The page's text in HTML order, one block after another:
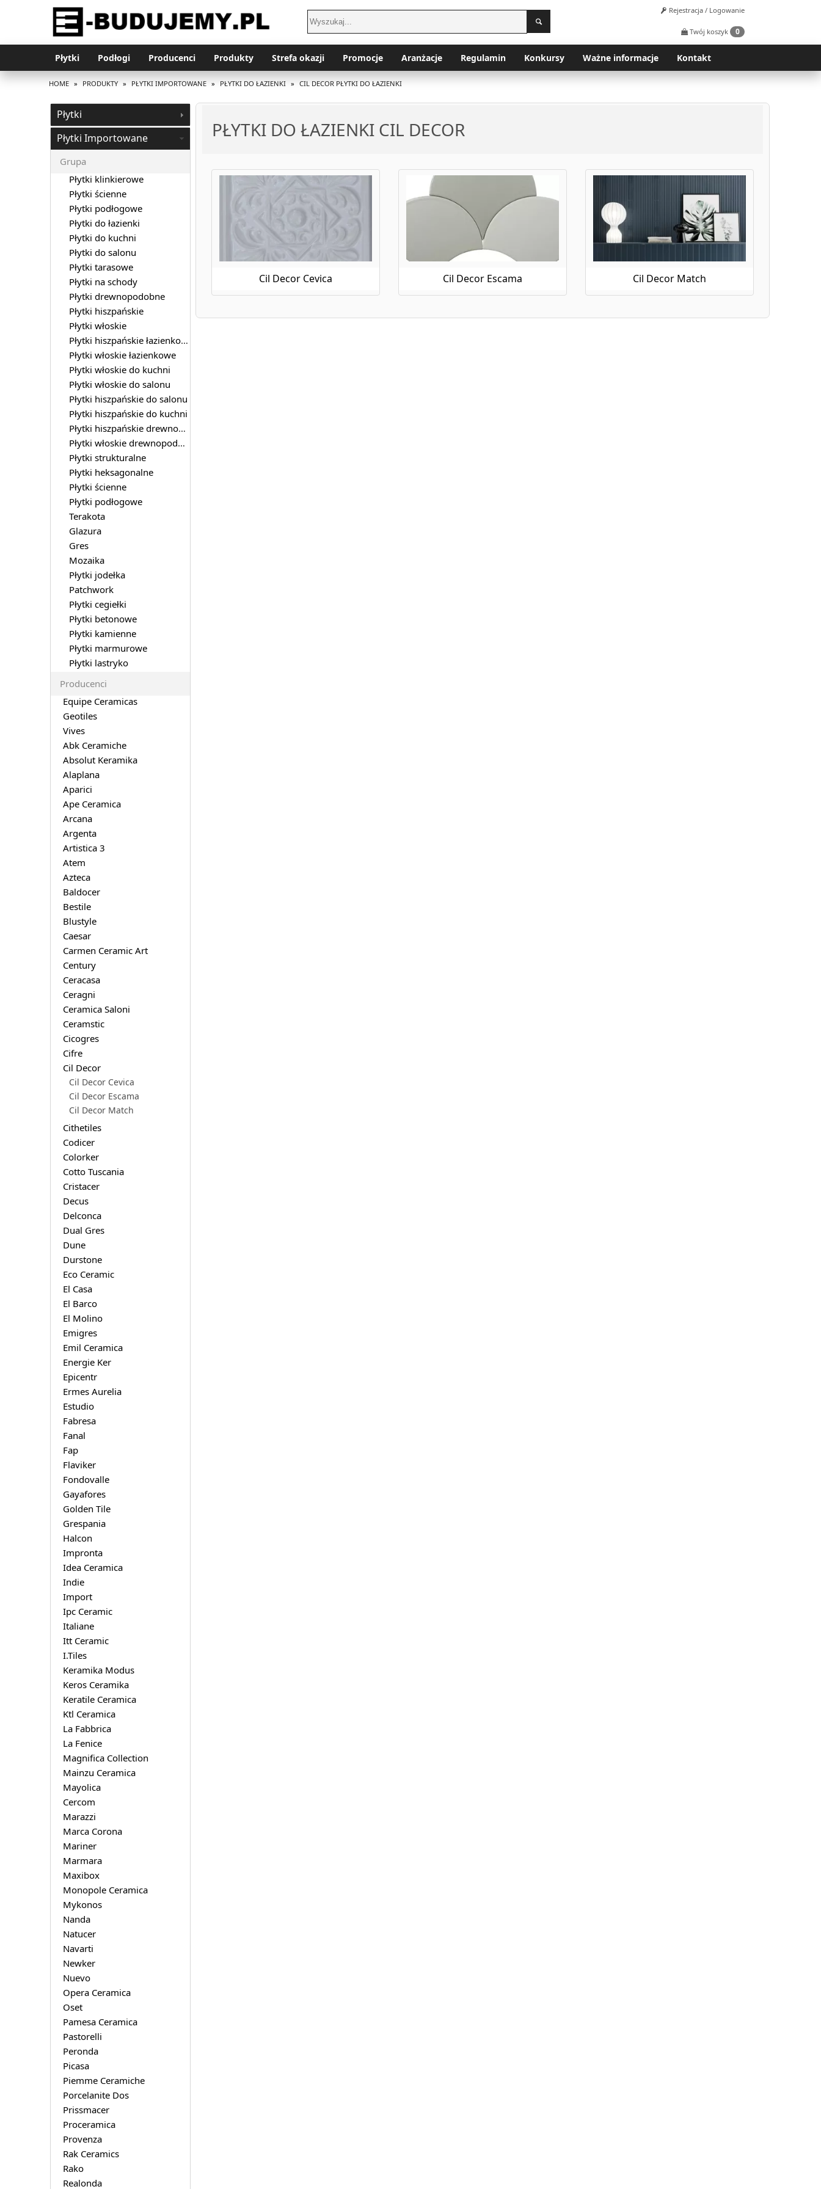
Rejestracja / Logowanie
Twój koszyk 0
Płytki Podłogi Producenci Produkty Strefa okazji Promocje Aranżacje Regulamin Konkursy Ważne informacje Kontakt
HOME » PRODUKTY » PŁYTKI IMPORTOWANE » PŁYTKI DO ŁAZIENKI » CIL DECOR PŁYTKI DO ŁAZIENKI
PŁYTKI DO ŁAZIENKI CIL DECOR
Cil Decor Cevica Cil Decor Escama Cil Decor Match
Płytki
Płytki Importowane
Grupa
Płytki klinkierowe
Płytki ścienne
Płytki podłogowe
Płytki do łazienki
Płytki do kuchni
Płytki do salonu
Płytki tarasowe
Płytki na schody
Płytki drewnopodobne
Płytki hiszpańskie
Płytki włoskie
Płytki hiszpańskie łazienkowe
Płytki włoskie łazienkowe
Płytki włoskie do kuchni
Płytki włoskie do salonu
Płytki hiszpańskie do salonu
Płytki hiszpańskie do kuchni
Płytki hiszpańskie drewnopodobne
Płytki włoskie drewnopodobne
Płytki strukturalne
Płytki heksagonalne
Płytki ścienne
Płytki podłogowe
Terakota
Glazura
Gres
Mozaika
Płytki jodełka
Patchwork
Płytki cegiełki
Płytki betonowe
Płytki kamienne
Płytki marmurowe
Płytki lastryko
Producenci
Equipe Ceramicas
Geotiles
Vives
Abk Ceramiche
Absolut Keramika
Alaplana
Aparici
Ape Ceramica
Arcana
Argenta
Artistica 3
Atem
Azteca
Baldocer
Bestile
Blustyle
Caesar
Carmen Ceramic Art
Century
Ceracasa
Ceragni
Ceramica Saloni
Ceramstic
Cicogres
Cifre
Cil Decor
Cil Decor Cevica
Cil Decor Escama
Cil Decor Match
Cithetiles
Codicer
Colorker
Cotto Tuscania
Cristacer
Decus
Delconca
Dual Gres
Dune
Durstone
Eco Ceramic
El Casa
El Barco
El Molino
Emigres
Emil Ceramica
Energie Ker
Epicentr
Ermes Aurelia
Estudio
Fabresa
Fanal
Fap
Flaviker
Fondovalle
Gayafores
Golden Tile
Grespania
Halcon
Impronta
Idea Ceramica
Indie
Import
Ipc Ceramic
Italiane
Itt Ceramic
I.Tiles
Keramika Modus
Keros Ceramika
Keratile Ceramica
Ktl Ceramica
La Fabbrica
La Fenice
Magnifica Collection
Mainzu Ceramica
Mayolica
Cercom
Marazzi
Marca Corona
Mariner
Marmara
Maxibox
Monopole Ceramica
Mykonos
Nanda
Natucer
Navarti
Newker
Nuevo
Opera Ceramica
Oset
Pamesa Ceramica
Pastorelli
Peronda
Picasa
Piemme Ceramiche
Porcelanite Dos
Prissmacer
Proceramica
Provenza
Rak Ceramics
Rako
Realonda